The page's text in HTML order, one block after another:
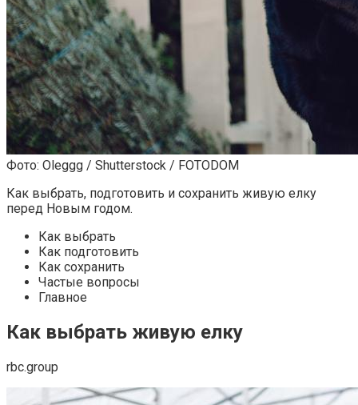
Фото: Oleggg / Shutterstock / FOTODOM
Как выбрать, подготовить и сохранить живую елку
перед Новым годом.
Как выбрать
Как подготовить
Как сохранить
Частые вопросы
Главное
Как выбрать живую елку
rbc.group